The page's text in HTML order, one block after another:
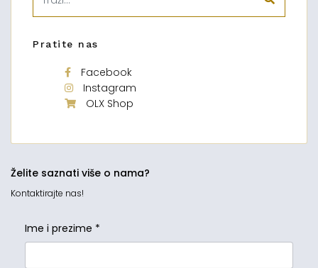
Pratite nas
Facebook
Instagram
OLX Shop
Želite saznati više o nama?
Kontaktirajte nas!
Ime i prezime *